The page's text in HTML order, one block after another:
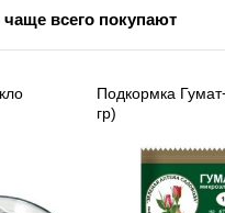
всего покупают
Подкормка
гр)